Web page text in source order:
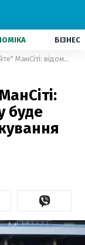
БІЗНЕС
Дружньо "подякуйте" МанСіті: відомо в якому кошику буде Шахтар під час жеребкування ЛЧ
буде